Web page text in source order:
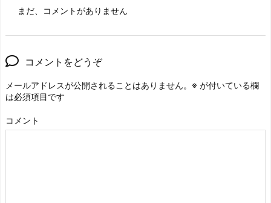
まだ、コメントがありません
コメントをどうぞ
メールアドレスが公開されることはありません。 ※ が付いている欄
は必須項目です
コメント